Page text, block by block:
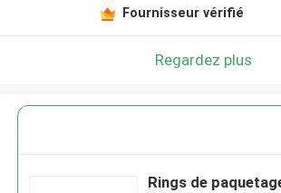
Fournisseur vérifié
Regardez plus
Rings de